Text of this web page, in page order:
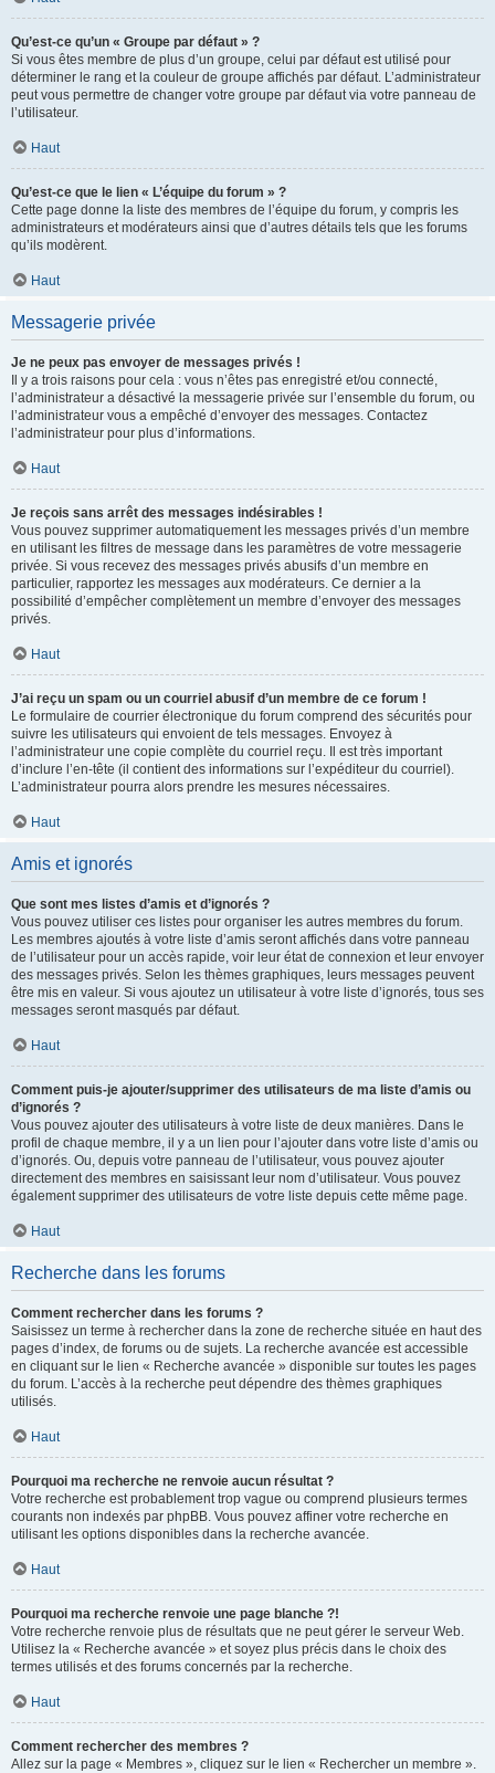
Qu’est-ce qu’un « Groupe par défaut » ?
Si vous êtes membre de plus d’un groupe, celui par défaut est utilisé pour
déterminer le rang et la couleur de groupe affichés par défaut. L’administrateur
peut vous permettre de changer votre groupe par défaut via votre panneau de
l’utilisateur.
Haut
Qu’est-ce que le lien « L’équipe du forum » ?
Cette page donne la liste des membres de l’équipe du forum, y compris les
administrateurs et modérateurs ainsi que d’autres détails tels que les forums
qu’ils modèrent.
Haut
Messagerie privée
Je ne peux pas envoyer de messages privés !
Il y a trois raisons pour cela : vous n’êtes pas enregistré et/ou connecté,
l’administrateur a désactivé la messagerie privée sur l’ensemble du forum, ou
l’administrateur vous a empêché d’envoyer des messages. Contactez
l’administrateur pour plus d’informations.
Haut
Je reçois sans arrêt des messages indésirables !
Vous pouvez supprimer automatiquement les messages privés d’un membre
en utilisant les filtres de message dans les paramètres de votre messagerie
privée. Si vous recevez des messages privés abusifs d’un membre en
particulier, rapportez les messages aux modérateurs. Ce dernier a la
possibilité d’empêcher complètement un membre d’envoyer des messages
privés.
Haut
J’ai reçu un spam ou un courriel abusif d’un membre de ce forum !
Le formulaire de courrier électronique du forum comprend des sécurités pour
suivre les utilisateurs qui envoient de tels messages. Envoyez à
l’administrateur une copie complète du courriel reçu. Il est très important
d’inclure l’en-tête (il contient des informations sur l’expéditeur du courriel).
L’administrateur pourra alors prendre les mesures nécessaires.
Haut
Amis et ignorés
Que sont mes listes d’amis et d’ignorés ?
Vous pouvez utiliser ces listes pour organiser les autres membres du forum.
Les membres ajoutés à votre liste d’amis seront affichés dans votre panneau
de l’utilisateur pour un accès rapide, voir leur état de connexion et leur envoyer
des messages privés. Selon les thèmes graphiques, leurs messages peuvent
être mis en valeur. Si vous ajoutez un utilisateur à votre liste d’ignorés, tous ses
messages seront masqués par défaut.
Haut
Comment puis-je ajouter/supprimer des utilisateurs de ma liste d’amis ou
d’ignorés ?
Vous pouvez ajouter des utilisateurs à votre liste de deux manières. Dans le
profil de chaque membre, il y a un lien pour l’ajouter dans votre liste d’amis ou
d’ignorés. Ou, depuis votre panneau de l’utilisateur, vous pouvez ajouter
directement des membres en saisissant leur nom d’utilisateur. Vous pouvez
également supprimer des utilisateurs de votre liste depuis cette même page.
Haut
Recherche dans les forums
Comment rechercher dans les forums ?
Saisissez un terme à rechercher dans la zone de recherche située en haut des
pages d’index, de forums ou de sujets. La recherche avancée est accessible
en cliquant sur le lien « Recherche avancée » disponible sur toutes les pages
du forum. L’accès à la recherche peut dépendre des thèmes graphiques
utilisés.
Haut
Pourquoi ma recherche ne renvoie aucun résultat ?
Votre recherche est probablement trop vague ou comprend plusieurs termes
courants non indexés par phpBB. Vous pouvez affiner votre recherche en
utilisant les options disponibles dans la recherche avancée.
Haut
Pourquoi ma recherche renvoie une page blanche ?!
Votre recherche renvoie plus de résultats que ne peut gérer le serveur Web.
Utilisez la « Recherche avancée » et soyez plus précis dans le choix des
termes utilisés et des forums concernés par la recherche.
Haut
Comment rechercher des membres ?
Allez sur la page « Membres », cliquez sur le lien « Rechercher un membre ».